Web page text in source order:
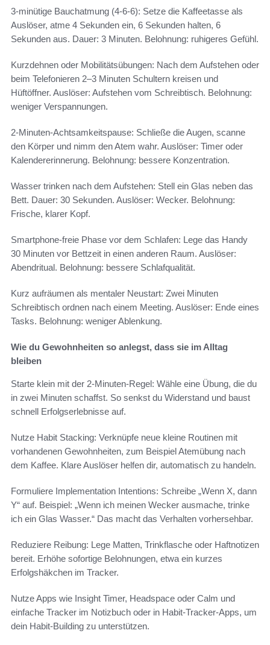
3‑minütige Bauchatmung (4-6-6): Setze die Kaffeetasse als
Auslöser, atme 4 Sekunden ein, 6 Sekunden halten, 6
Sekunden aus. Dauer: 3 Minuten. Belohnung: ruhigeres Gefühl.
Kurzdehnen oder Mobilitätsübungen: Nach dem Aufstehen oder
beim Telefonieren 2–3 Minuten Schultern kreisen und
Hüftöffner. Auslöser: Aufstehen vom Schreibtisch. Belohnung:
weniger Verspannungen.
2‑Minuten-Achtsamkeitspause: Schließe die Augen, scanne
den Körper und nimm den Atem wahr. Auslöser: Timer oder
Kalendererinnerung. Belohnung: bessere Konzentration.
Wasser trinken nach dem Aufstehen: Stell ein Glas neben das
Bett. Dauer: 30 Sekunden. Auslöser: Wecker. Belohnung:
Frische, klarer Kopf.
Smartphone-freie Phase vor dem Schlafen: Lege das Handy
30 Minuten vor Bettzeit in einen anderen Raum. Auslöser:
Abendritual. Belohnung: bessere Schlafqualität.
Kurz aufräumen als mentaler Neustart: Zwei Minuten
Schreibtisch ordnen nach einem Meeting. Auslöser: Ende eines
Tasks. Belohnung: weniger Ablenkung.
Wie du Gewohnheiten so anlegst, dass sie im Alltag
bleiben
Starte klein mit der 2‑Minuten-Regel: Wähle eine Übung, die du
in zwei Minuten schaffst. So senkst du Widerstand und baust
schnell Erfolgserlebnisse auf.
Nutze Habit Stacking: Verknüpfe neue kleine Routinen mit
vorhandenen Gewohnheiten, zum Beispiel Atemübung nach
dem Kaffee. Klare Auslöser helfen dir, automatisch zu handeln.
Formuliere Implementation Intentions: Schreibe „Wenn X, dann
Y“ auf. Beispiel: „Wenn ich meinen Wecker ausmache, trinke
ich ein Glas Wasser.“ Das macht das Verhalten vorhersehbar.
Reduziere Reibung: Lege Matten, Trinkflasche oder Haftnotizen
bereit. Erhöhe sofortige Belohnungen, etwa ein kurzes
Erfolgshäkchen im Tracker.
Nutze Apps wie Insight Timer, Headspace oder Calm und
einfache Tracker im Notizbuch oder in Habit-Tracker-Apps, um
dein Habit-Building zu unterstützen.